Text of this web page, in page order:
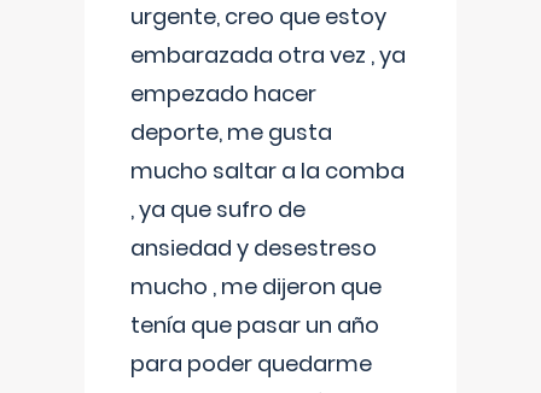
urgente, creo que estoy
embarazada otra vez , ya
empezado hacer
deporte, me gusta
mucho saltar a la comba
, ya que sufro de
ansiedad y desestreso
mucho , me dijeron que
tenía que pasar un año
para poder quedarme